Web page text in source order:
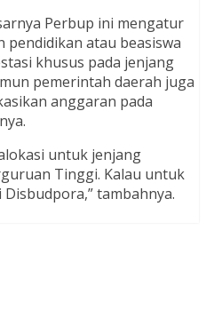
Perbup ini mengatur
atau beasiswa
khusus pada jenjang
pemerintah daerah juga
anggaran pada
untuk jenjang
Tinggi. Kalau untuk
tambahnya.